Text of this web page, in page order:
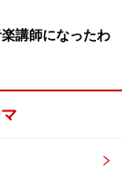
講師になったわ